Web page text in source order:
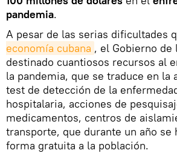
pandemia.
A pesar de las serias dificultades
economía cubana , el Gobierno de
destinado cuantiosos recursos al
la pandemia, que se traduce en la
test de detección de la
hospitalaria, acciones de
medicamentos, centros de
transporte, que durante un año se
forma gratuita a la población.